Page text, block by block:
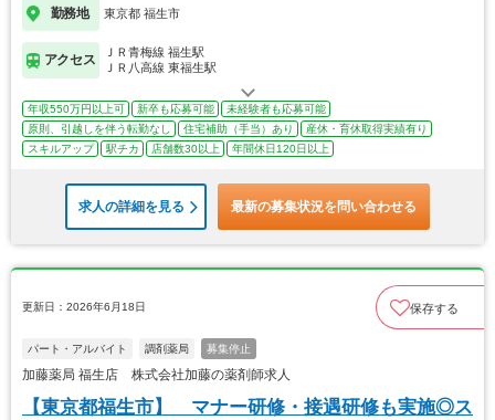
勤務地 東京都 福生市
アクセス
ＪＲ青梅線 福生駅
ＪＲ八高線 東福生駅
年収550万円以上可 新卒も応募可能
未経験者も応募可能
原則、引越しを伴う転勤なし
住宅補助（手当）あり
産休・育休取得実績有り
スキルアップ
駅チカ 店舗数30以上 年間休日120日以上
求人の詳細を見る 最新の募集状況を問い合わせる
更新日：2026年6月18日 保存する
パート・アルバイト 調剤薬局 募集停止
加藤薬局 福生店 株式会社加藤の薬剤師求人
【東京都福生市】 マナー研修・接遇研修も実施◎ス